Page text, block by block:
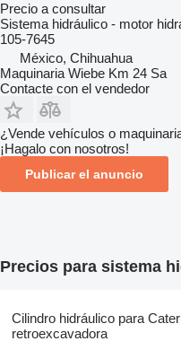
Precio a consultar
Sistema hidráulico - motor
105-7645
México, Chihuahua
Maquinaria Wiebe Km 24 Sa
Contacte con el vendedor
¿Vende vehículos o
¡Hagalo con nosotros!
Publicar el anuncio
Precios para sistema
Cilindro hidráulico para
retroexcavadora